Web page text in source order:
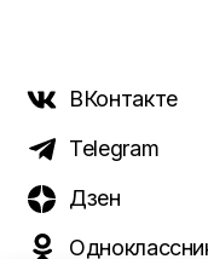
ВКонтакте
Telegram
Дзен